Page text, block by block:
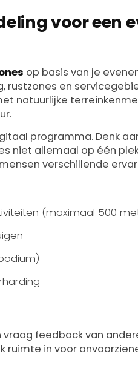
voor een
op basis van je
en
natuurlijke
programma. Denk
niet allemaal op één
verschillende
(maximaal 500
feedback van
ruimte in voor